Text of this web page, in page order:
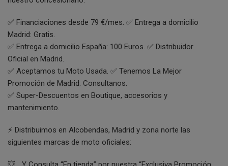
✅ Financiaciones desde 79 €/mes. ✅ Entrega a domicilio
Madrid: Gratis.
✅ Entrega a domicilio España: 100 Euros. ✅ Distribuidor
Oficial en Madrid.
✅ Aceptamos tu Moto Usada. ✅ Tenemos La Mejor
Promoción de Madrid. Consultanos.
✅ Super-Descuentos en Boutique, accesorios y
mantenimiento.
⚡ Distribuimos en Alcobendas, Madrid y zona norte las
siguientes marcas de moto oficiales: